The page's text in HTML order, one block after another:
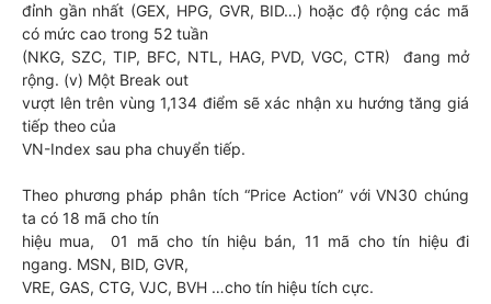
đỉnh gần nhất (GEX, HPG, GVR, BID…) hoặc độ rộng các mã
có mức cao trong 52 tuần
(NKG, SZC, TIP, BFC, NTL, HAG, PVD, VGC, CTR) đang mở
rộng. (v) Một Break out
vượt lên trên vùng 1,134 điểm sẽ xác nhận xu hướng tăng giá
tiếp theo của
VN-Index sau pha chuyển tiếp.
Theo phương pháp phân tích “Price Action” với VN30 chúng
ta có 18 mã cho tín
hiệu mua, 01 mã cho tín hiệu bán, 11 mã cho tín hiệu đi
ngang. MSN, BID, GVR,
VRE, GAS, CTG, VJC, BVH …cho tín hiệu tích cực.